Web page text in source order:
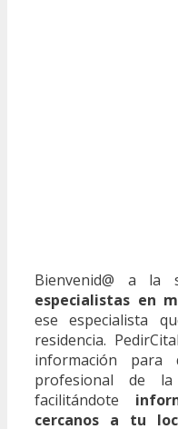
Bienvenid@ a la
especialistas en
ese especialista
residencia.
información para
profesional de la
facilitándote
cercanos a tu